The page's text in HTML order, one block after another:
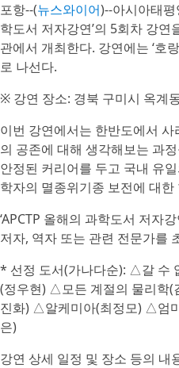
포항--(뉴스와이어)--아시아태평
학도서 저자강연’의 5회차 강
관에서 개최한다. 강연에는 ‘호
로 나선다.
※ 강연 장소: 경북 구미시 옥계
이번 강연에서는 한반도에서
의 공존에 대해 생각해보는 과
안정된 커리어를 두고 국내 유
학자의 멸종위기종 보전에 대
‘APCTP 올해의 과학도서 저자
저자, 역자 또는 관련 전문가를
* 선정 도서(가나다순): △갈 수
(정우현) △모든 계절의 물리학
진화) △알케미아(최정모) △엄
은)
강연 상세 일정 및 장소 등의 내